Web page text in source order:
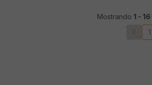
Mostrando 1 - 16
1